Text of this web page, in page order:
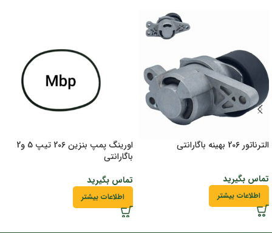
الترناتور 206 بهینه باگارانتی
تماس بگیرید
اطلاعات بیشتر
اورینگ پمپ بنزین 206 تیپ 5 و2
باگارانتی
تماس بگیرید
اطلاعات بیشتر